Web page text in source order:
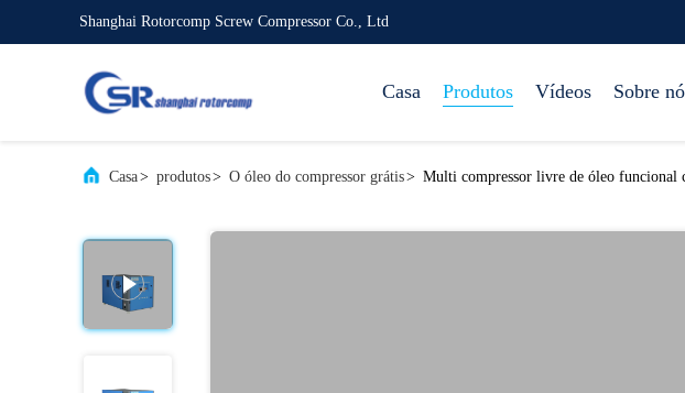
Shanghai Rotorcomp Screw Compressor Co., Ltd
Casa Produtos Vídeos Sobre
Casa> produtos> O óleo do compressor grátis> Multi compressor livre de óleo funcional